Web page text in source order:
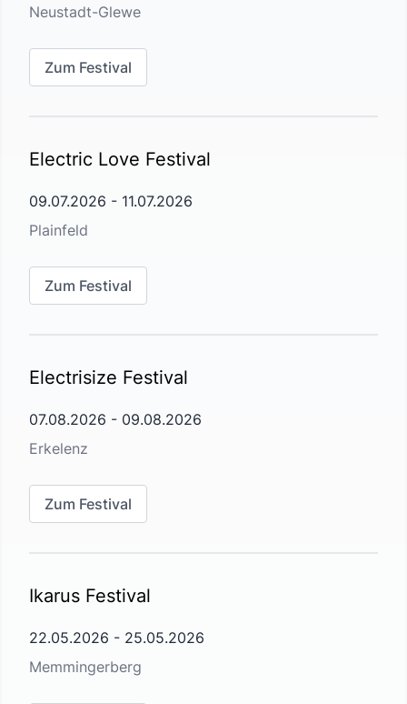
Neustadt-Glewe
Zum Festival
Electric Love Festival
09.07.2026 - 11.07.2026
Plainfeld
Zum Festival
Electrisize Festival
07.08.2026 - 09.08.2026
Erkelenz
Zum Festival
Ikarus Festival
22.05.2026 - 25.05.2026
Memmingerberg